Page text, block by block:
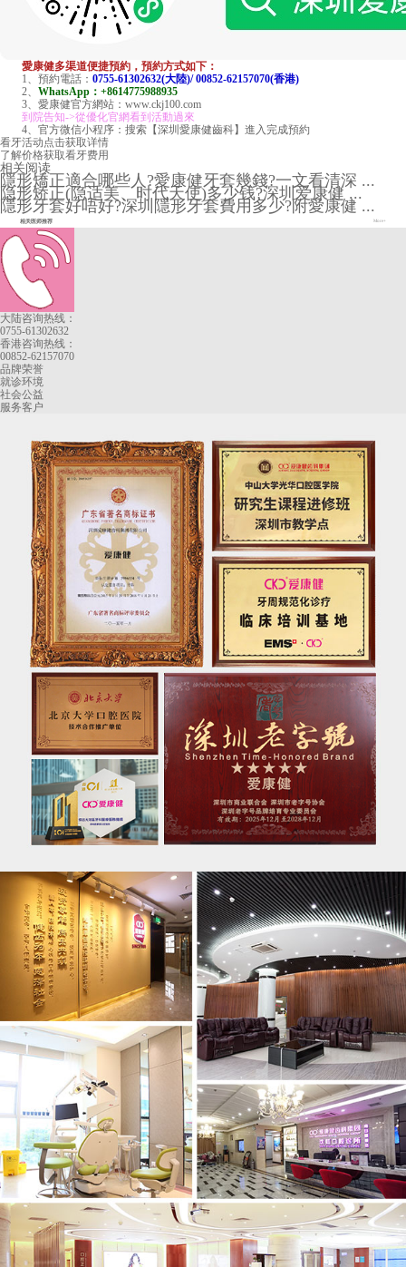
愛康健多渠道便捷預約，預約方式如下：
1、預約電話： 0755-61302632(大陸)/ 00852-62157070(香港)
2、 WhatsApp：+8614775988935
3、愛康健官方網站：www.ckj100.com
到院告知->從優化官網看到活動過來
4、官方微信小程序：搜索【深圳愛康健齒科】進入完成預約
看牙活动点击获取详情
了解价格获取看牙费用
相关阅读
隱形矯正適合哪些人?愛康健牙套幾錢?一文看清深 ...
隐形矫正(隐适美、时代天使)多少钱?深圳爱康健 ...
隱形牙套好唔好?深圳隱形牙套費用多少?附愛康健 ...
相关医师推荐 More+
大陆咨询热线：
0755-61302632
香港咨询热线：
00852-62157070
品牌荣誉
就诊环境
社会公益
服务客户